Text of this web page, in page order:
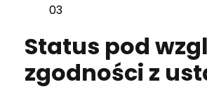
03
Status pod
zgodności z